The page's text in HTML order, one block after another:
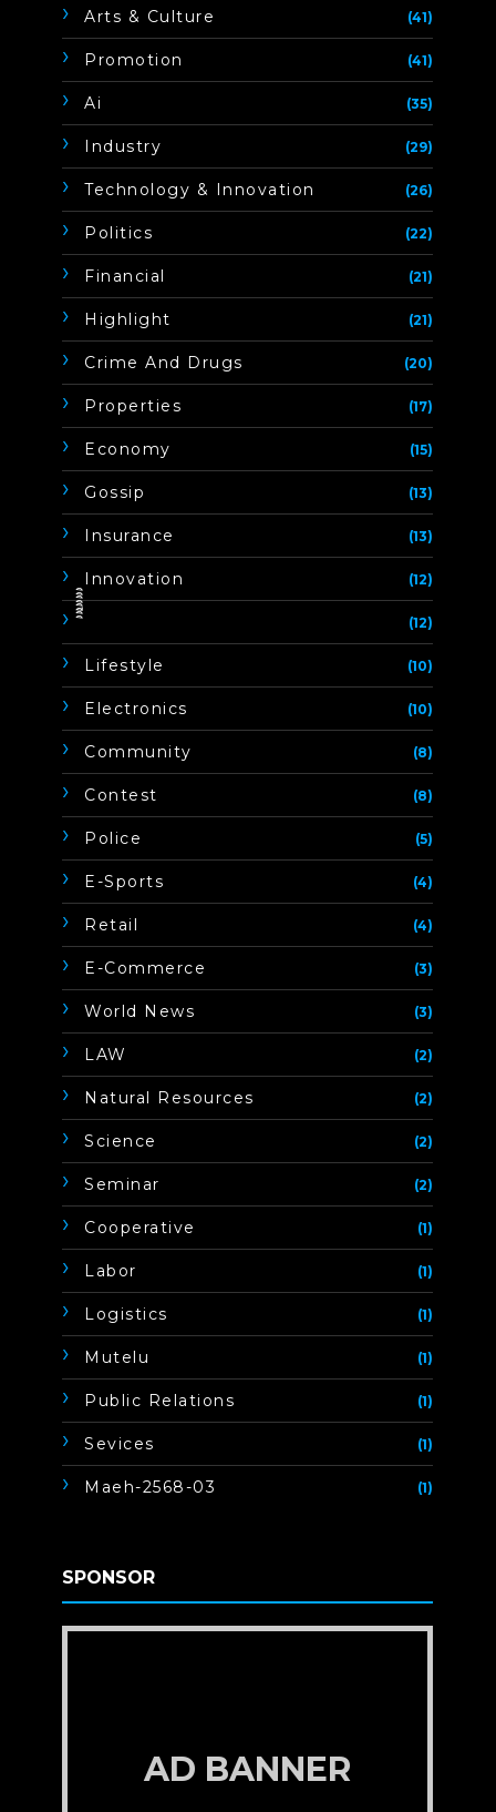
Arts & Culture (41)
Promotion (41)
Ai (35)
Industry (29)
Technology & Innovation (26)
Politics (22)
Financial (21)
Highlight (21)
Crime And Drugs (20)
Properties (17)
Economy (15)
Gossip (13)
Insurance (13)
Innovation (12)
(12)
Lifestyle (10)
Electronics (10)
Community (8)
Contest (8)
Police (5)
E-Sports (4)
Retail (4)
E-Commerce (3)
World News (3)
LAW (2)
Natural Resources (2)
Science (2)
Seminar (2)
Cooperative (1)
Labor (1)
Logistics (1)
Mutelu (1)
Public Relations (1)
Sevices (1)
Maeh-2568-03 (1)
SPONSOR
AD BANNER